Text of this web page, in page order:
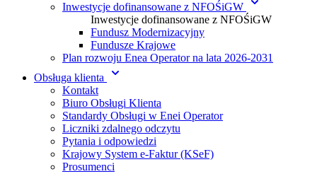
Inwestycje dofinansowane z NFOŚiGW
Inwestycje dofinansowane z NFOŚiGW
Fundusz Modernizacyjny
Fundusze Krajowe
Plan rozwoju Enea Operator na lata 2026-2031
Obsługa klienta
Kontakt
Biuro Obsługi Klienta
Standardy Obsługi w Enei Operator
Liczniki zdalnego odczytu
Pytania i odpowiedzi
Krajowy System e-Faktur (KSeF)
Prosumenci